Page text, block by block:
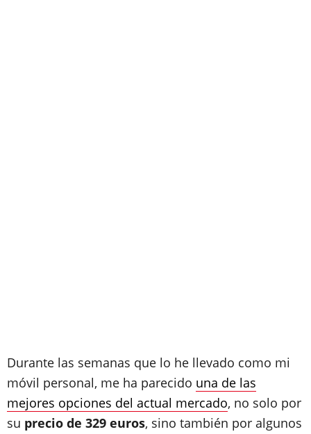
Durante las semanas que lo he llevado como mi
móvil personal, me ha parecido una de las
mejores opciones del actual mercado, no solo por
su precio de 329 euros, sino también por algunos